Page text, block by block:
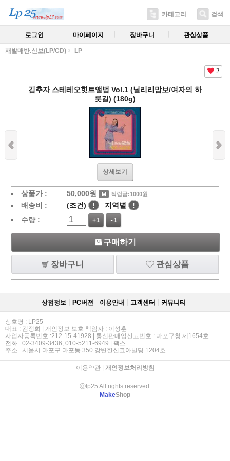
카테고리 검색
로그인 마이페이지 장바구니 관심상품
재발매반.신보(LP/CD) LP
2
김추자 스테레오힛트앨범 Vol.1 (닐리리맘보/여자의 하
룻길) (180g)
상세보기
상품가 : 50,000원 적립금:1000원
배송비 : (조건) ! 지역별
!
수량 :
+1 -1
구매하기
장바구니 관심상품
상점정보 PC버젼 이용안내 고객센터 커뮤니티
상호명 : LP25
대표 : 김정희 | 개인정보 보호 책임자 : 이성훈
사업자등록번호 :212-15-41928 | 통신판매업신고번호 : 마포구청 제1654호
전화 : 02-3409-3436, 010-5211-6949 | 팩스 :
주소 : 서울시 마포구 마포동 350 강변한신코아빌딩 1204호
이용약관| 개인정보처리방침
ⓒlp25 All rights reserved.
MakeShop